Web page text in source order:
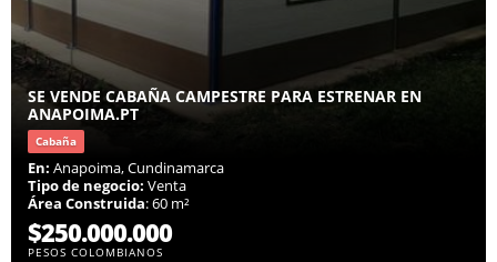
SE VENDE CABAÑA CAMPESTRE PARA ESTRENAR EN
ANAPOIMA.PT
Cabaña
En: Anapoima, Cundinamarca
Tipo de negocio: Venta
Área Construida: 60 m²
$250.000.000
PESOS COLOMBIANOS